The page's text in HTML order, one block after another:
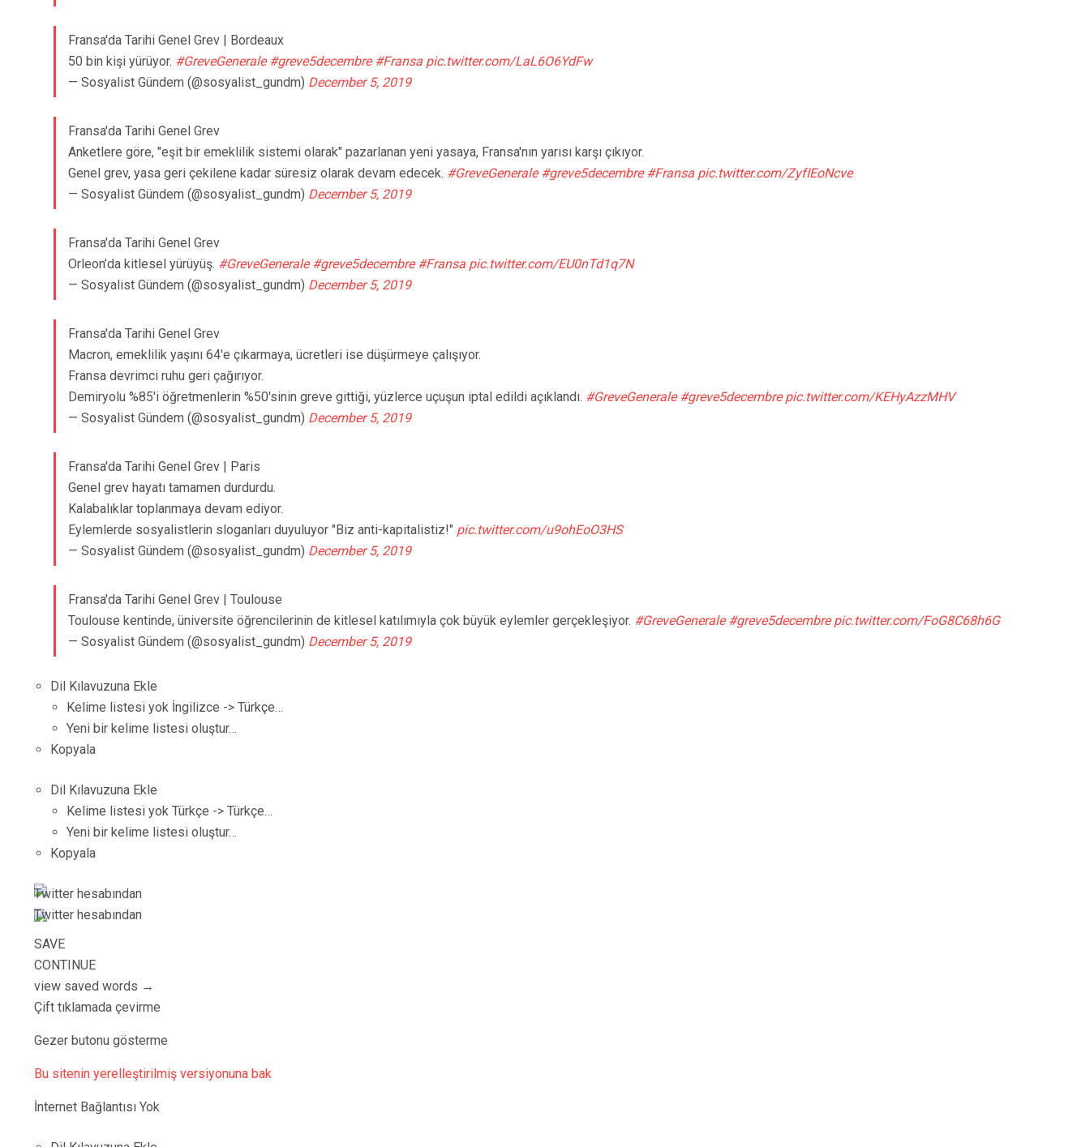
Fransa'da Tarihi Genel Grev | Bordeaux
50 bin kişi yürüyor. #GreveGenerale #greve5decembre #Fransa pic.twitter.com/LaL6O6YdFw
— Sosyalist Gündem (@sosyalist_gundm) December 5, 2019
Fransa'da Tarihi Genel Grev
Anketlere göre, "eşit bir emeklilik sistemi olarak" pazarlanan yeni yasaya, Fransa'nın yarısı karşı çıkıyor.
Genel grev, yasa geri çekilene kadar süresiz olarak devam edecek. #GreveGenerale #greve5decembre #Fransa pic.twitter.com/ZyfIEoNcve
— Sosyalist Gündem (@sosyalist_gundm) December 5, 2019
Fransa'da Tarihi Genel Grev
Orleon’da kitlesel yürüyüş. #GreveGenerale #greve5decembre #Fransa pic.twitter.com/EU0nTd1q7N
— Sosyalist Gündem (@sosyalist_gundm) December 5, 2019
Fransa'da Tarihi Genel Grev
Macron, emeklilik yaşını 64'e çıkarmaya, ücretleri ise düşürmeye çalışıyor.
Fransa devrimci ruhu geri çağırıyor.
Demiryolu %85'i öğretmenlerin %50'sinin greve gittiği, yüzlerce uçuşun iptal edildi açıklandı. #GreveGenerale #greve5decembre pic.twitter.com/KEHyAzzMHV
— Sosyalist Gündem (@sosyalist_gundm) December 5, 2019
Fransa'da Tarihi Genel Grev | Paris
Genel grev hayatı tamamen durdurdu.
Kalabalıklar toplanmaya devam ediyor.
Eylemlerde sosyalistlerin sloganları duyuluyor "Biz anti-kapitalistiz!" pic.twitter.com/u9ohEoO3HS
— Sosyalist Gündem (@sosyalist_gundm) December 5, 2019
Fransa'da Tarihi Genel Grev | Toulouse
Toulouse kentinde, üniversite öğrencilerinin de kitlesel katılımıyla çok büyük eylemler gerçekleşiyor. #GreveGenerale #greve5decembre pic.twitter.com/FoG8C68h6G
— Sosyalist Gündem (@sosyalist_gundm) December 5, 2019
Dil Kılavuzuna Ekle
Kelime listesi yok İngilizce -> Türkçe…
Yeni bir kelime listesi oluştur…
Kopyala
Dil Kılavuzuna Ekle
Kelime listesi yok Türkçe -> Türkçe…
Yeni bir kelime listesi oluştur…
Kopyala
Twitter hesabından
Twitter hesabından
SAVE
CONTINUE
view saved words →
Çift tıklamada çevirme
Gezer butonu gösterme
Bu sitenin yerelleştirilmiş versiyonuna bak
İnternet Bağlantısı Yok